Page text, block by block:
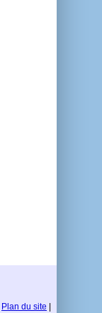
Plan du site